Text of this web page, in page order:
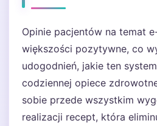
Opinie pacjentów na temat
większości pozytywne, co
udogodnień, jakie ten
codziennej opiece
sobie przede wszystkim
realizacji recept, która